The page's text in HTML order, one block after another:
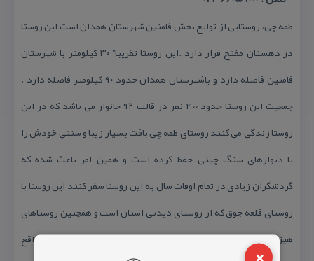
طمه چی، روستایی از توابع بخش فامنین شهرستان همدان است این روستا
در دهستان مفتح قرار دارد .این روستا تقریبا” ۳۰ كیلومتر با شهرستان
فامنین فاصله دارد و باشهرستان همدان حدود ۹۰ كیلومتر فاصله دارد .
جمعیت این روستا حدود ۴۰۰ نفر در قالب ۹۲ خانوار می باشد كه در این
روستا زندگی می كنند روستای طمه چی بافت بسیار زیبا و سنتی خودش را
با دیوارهای سنگ چینی حفظ كرده است و همین امر باعث شده كه
گردشگران زیادی در تمام اوقات سال به این روستا سفر كنند این روستا با
روستای قلعه جوق كه از روستای دیدنی استان است و همچنین روستاهای
هیزج و خوماجین همسایه است این روستا در مجاورت استان مركزی واقع